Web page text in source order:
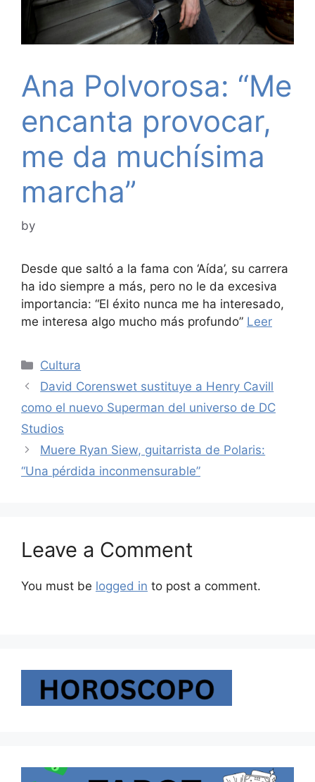
Ana Polvorosa: “Me
encanta provocar,
me da muchísima
marcha”
by
Desde que saltó a la fama con ‘Aída’, su carrera
ha ido siempre a más, pero no le da excesiva
importancia: “El éxito nunca me ha interesado,
me interesa algo mucho más profundo” Leer
Categories
Cultura
David Corenswet sustituye a Henry Cavill
como el nuevo Superman del universo de DC
Studios
Muere Ryan Siew, guitarrista de Polaris:
“Una pérdida inconmensurable”
Leave a Comment
You must be logged in to post a comment.